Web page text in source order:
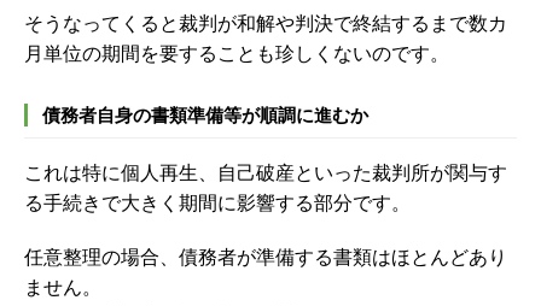
そうなってくると裁判が和解や判決で終結するまで数カ
月単位の期間を要することも珍しくないのです。
債務者自身の書類準備等が順調に進むか
これは特に個人再生、自己破産といった裁判所が関与す
る手続きで大きく期間に影響する部分です。
任意整理の場合、債務者が準備する書類はほとんどあり
ません。